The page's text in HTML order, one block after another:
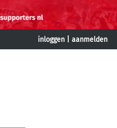
inloggen aanmelden